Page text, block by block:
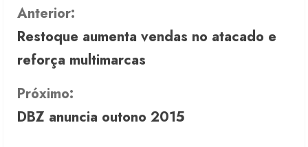
C
o
n
t
i
Anterior:
Restoque aumenta vendas no atacado e
reforça multimarcas
Próximo:
DBZ anuncia outono 2015